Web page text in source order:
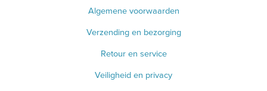
Algemene voorwaarden
Verzending en bezorging
Retour en service
Veiligheid en privacy